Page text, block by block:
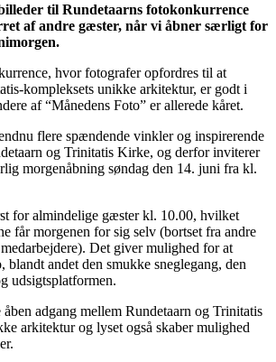
til Rundetaarns fotokonkurrence
af andre gæster, når vi åbner særligt for
hvor fotografer opfordres til at
kompleksets unikke arkitektur, er godt i
af “Månedens Foto” er allerede kåret.
flere spændende vinkler og inspirerende
og Trinitatis Kirke, og derfor inviterer
morgenåbning søndag den 14. juni fra kl.
for almindelige gæster kl. 10.00, hvilket
får morgenen for sig selv (bortset fra andre
Det giver mulighed for at
blandt andet den smukke sneglegang, den
udsigtsplatformen.
adgang mellem Rundetaarn og Trinitatis
arkitektur og lyset også skaber mulighed